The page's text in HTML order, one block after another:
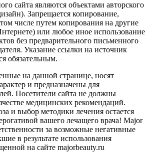
сайта являются объектами авторского
Запрещается копирование,
числе путем копирования на другие
или любое иное использование
без предварительного письменного
Указание ссылки на источник
обязательным.
на данной странице, носят
и предназначены для
Посетители сайта не должны
медицинских рекомендаций.
и выбор методики лечения остается
вашего лечащего врача! Major
за возможные негативные
в результате использования
на сайте majorbeauty.ru